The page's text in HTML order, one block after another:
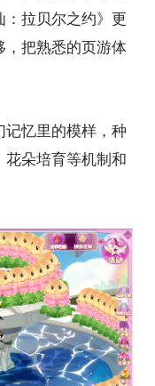
：拉贝尔之约》更
，把熟悉的页游体
记忆里的模样，种
花朵培育等机制和